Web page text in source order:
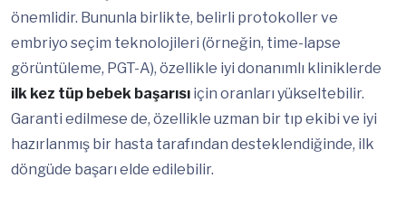
önemlidir. Bununla birlikte, belirli protokoller ve
embriyo seçim teknolojileri (örneğin, time-lapse
görüntüleme, PGT-A), özellikle iyi donanımlı kliniklerde
ilk kez tüp bebek başarısı için oranları yükseltebilir.
Garanti edilmese de, özellikle uzman bir tıp ekibi ve iyi
hazırlanmış bir hasta tarafından desteklendiğinde, ilk
döngüde başarı elde edilebilir.